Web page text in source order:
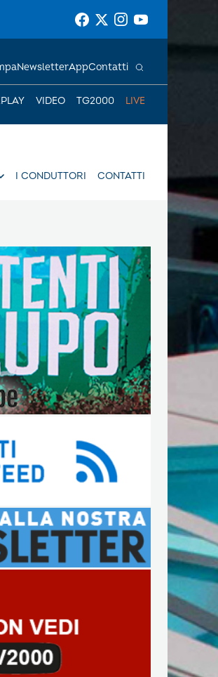
VIDEO TG2000 LIVE
NewsletterAppContatti
I CONDUTTORI CONTATTI